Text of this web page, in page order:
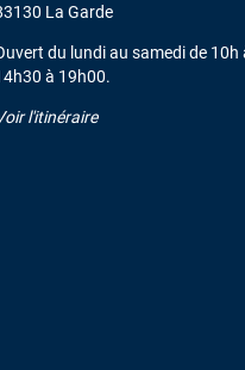
La Garde
du lundi au samedi de 10h
à 19h00.
l'itinéraire